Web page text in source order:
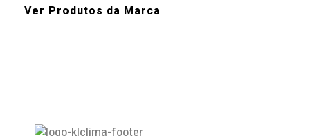
Ver Produtos da Marca